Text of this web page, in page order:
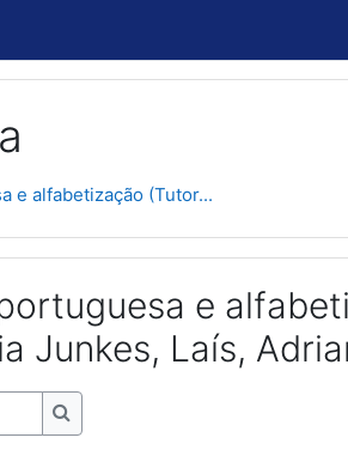
e alfabetização (Tutor...
e
Junkes, Laís,
Buscar no fórum